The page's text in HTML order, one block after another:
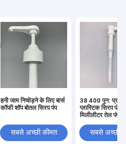
हनी जाम निचोड़ने के लिए बार्स
कॉफी शॉप बोतल सिरप पंप
सबसे अच्छी कीमत
38 400 पुन:
प्लास्टिक सिरप पंप
मिलीलीटर तेल पंप
सबसे अच्छी